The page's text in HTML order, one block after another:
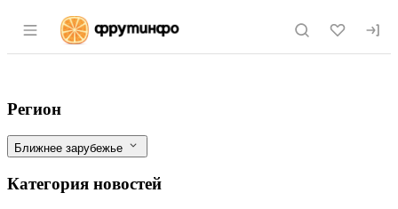
Раздел навигации по сайту fruitinfo.ru
Казахстан: Ферма на 3000
Фильтры
Регион
Ближнее зарубежье
Категория новостей